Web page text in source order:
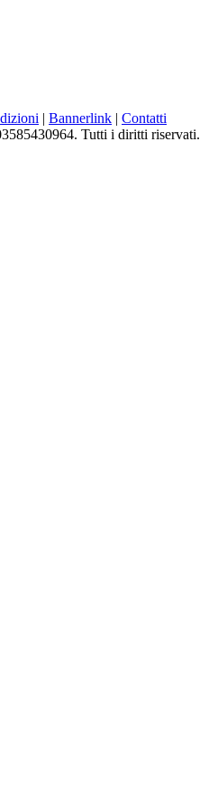
| Bannerlink | Contatti
Tutti i diritti riservati.